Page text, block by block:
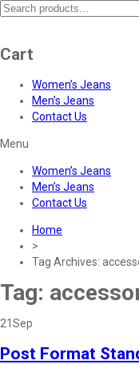
Search
Cart
Women’s Jeans
Men’s Jeans
Contact Us
Menu
Women’s Jeans
Men’s Jeans
Contact Us
Home
>
Tag Archives:
Tag:
21 Sep
Post Format